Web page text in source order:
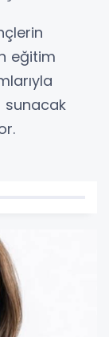
eğitim
sunacak